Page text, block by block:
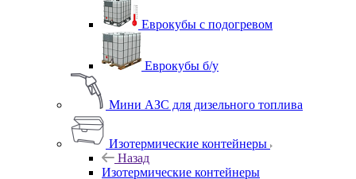
Еврокубы с подогревом
Еврокубы б/у
Мини АЗС для дизельного топлива
Изотермические контейнеры
Назад
Изотермические контейнеры